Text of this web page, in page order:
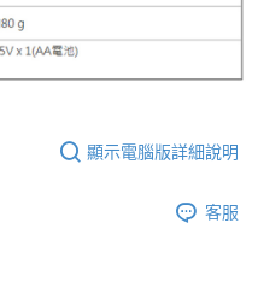
顯示電腦版詳細說明
客服